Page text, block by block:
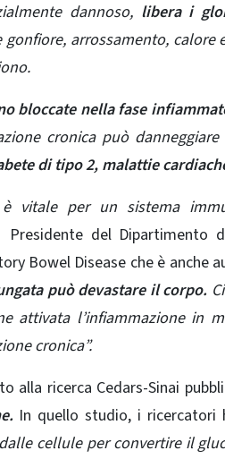
dannoso, libera i
gonfiore, arrossamento,
bloccate nella fase
cronica può
di tipo 2, malattie
è vitale per un sistema
del Dipartimento
Bowel Disease che è anche
può devastare il corpo.
attivata l’infiammazione in
cronica”.
alla ricerca Cedars-Sinai
In quello studio, i ricercatori
cellule per convertire il